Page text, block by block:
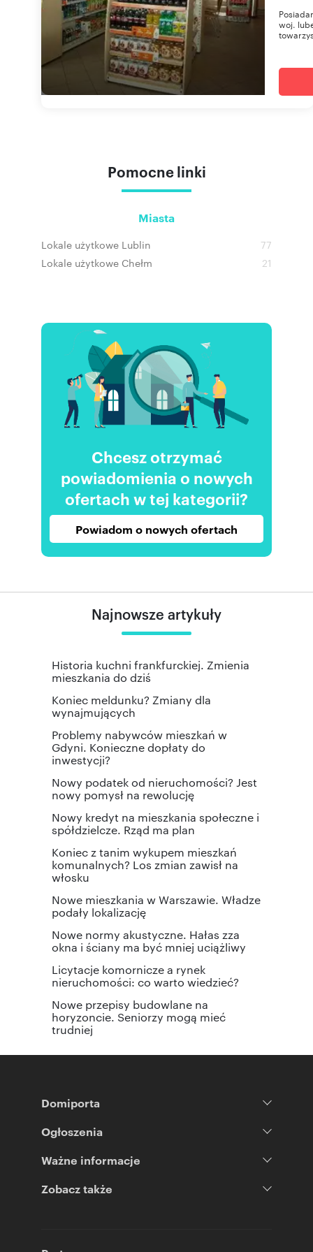
woj.
Pomocne linki
Miasta
Lokale użytkowe Lublin
77
Lokale użytkowe Chełm
21
Chcesz otrzymać
powiadomienia o nowych
ofertach w tej kategorii?
Powiadom o nowych ofertach
Najnowsze artykuły
Historia kuchni frankfurckiej. Zmienia
mieszkania do dziś
Koniec meldunku? Zmiany dla
wynajmujących
Problemy nabywców mieszkań w
Gdyni. Konieczne dopłaty do
inwestycji?
Nowy podatek od nieruchomości? Jest
nowy pomysł na rewolucję
Nowy kredyt na mieszkania społeczne i
spółdzielcze. Rząd ma plan
Koniec z tanim wykupem mieszkań
komunalnych? Los zmian zawisł na
włosku
Nowe mieszkania w Warszawie. Władze
podały lokalizację
Nowe normy akustyczne. Hałas zza
okna i ściany ma być mniej uciążliwy
Licytacje komornicze a rynek
nieruchomości: co warto wiedzieć?
Nowe przepisy budowlane na
horyzoncie. Seniorzy mogą mieć
trudniej
Domiporta
Ogłoszenia
Ważne informacje
Zobacz także